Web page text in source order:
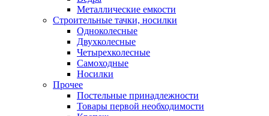
Металлические емкости
Строительные тачки, носилки
Одноколесные
Двухколесные
Четырехколесные
Самоходные
Носилки
Прочее
Постельные принадлежности
Товары первой необходимости